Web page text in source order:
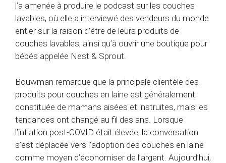
l’a amenée à produire le podcast sur les couches
lavables, où elle a interviewé des vendeurs du monde
entier sur la raison d’être de leurs produits de
couches lavables, ainsi qu’à ouvrir une boutique pour
bébés appelée Nest & Sprout.
Bouwman remarque que la principale clientèle des
produits pour couches en laine est généralement
constituée de mamans aisées et instruites, mais les
tendances ont changé au fil des ans. Lorsque
l’inflation post-COVID était élevée, la conversation
s’est déplacée vers l’adoption des couches en laine
comme moyen d’économiser de l’argent. Aujourd’hui,